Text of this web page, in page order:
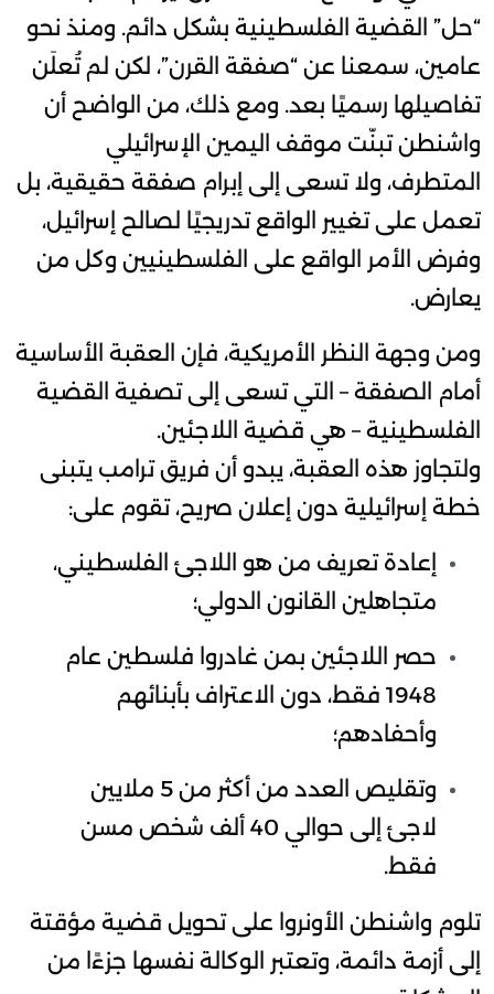
“حل” القضية الفلسطينية بشكل دائم. ومنذ نحو
عامين، سمعنا عن “صفقة القرن”، لكن لم تُعلَن
تفاصيلها رسميًا بعد. ومع ذلك، من الواضح أن
واشنطن تبنّت موقف اليمين الإسرائيلي
المتطرف، ولا تسعى إلى إبرام صفقة حقيقية، بل
تعمل على تغيير الواقع تدريجيًا لصالح إسرائيل،
وفرض الأمر الواقع على الفلسطينيين وكل من
يعارض.
ومن وجهة النظر الأمريكية، فإن العقبة الأساسية
أمام الصفقة – التي تسعى إلى تصفية القضية
الفلسطينية – هي قضية اللاجئين.
ولتجاوز هذه العقبة، يبدو أن فريق ترامب يتبنى
خطة إسرائيلية دون إعلان صريح، تقوم على:
إعادة تعريف من هو اللاجئ الفلسطيني،
متجاهلين القانون الدولي؛
حصر اللاجئين بمن غادروا فلسطين عام
1948 فقط، دون الاعتراف بأبنائهم
وأحفادهم؛
وتقليص العدد من أكثر من 5 ملايين
لاجئ إلى حوالي 40 ألف شخص مسن
فقط.
تلوم واشنطن الأونروا على تحويل قضية مؤقتة
إلى أزمة دائمة، وتعتبر الوكالة نفسها جزءًا من